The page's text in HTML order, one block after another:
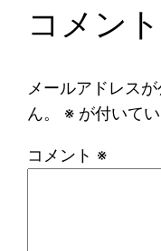
コメン
メールアドレス
ん。
※ が付いて
コメント ※